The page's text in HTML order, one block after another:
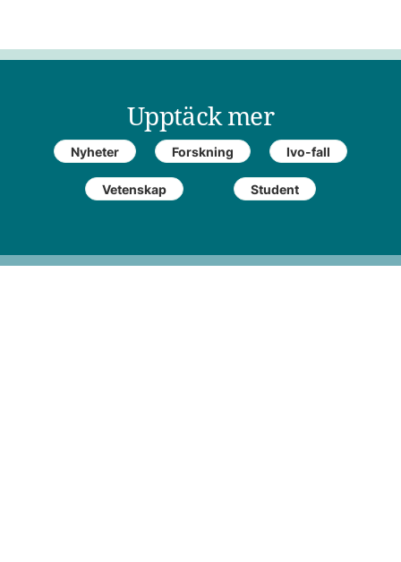
Upptäck mer
Nyheter Forskning Ivo-fall
Vetenskap Student